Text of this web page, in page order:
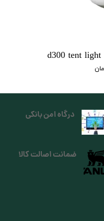
درگاه امن بانکی
ضمانت اصالت کالا